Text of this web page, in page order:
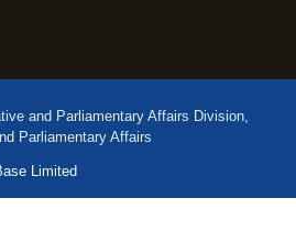
and Parliamentary Affairs Division,
Parliamentary Affairs
Limited